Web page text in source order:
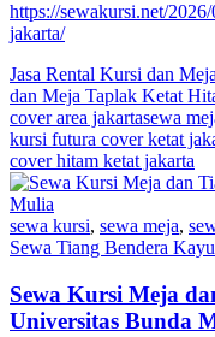
https://sewakursi.net/
jakarta/
Jasa Rental Kursi dan
dan Meja Taplak Ketat
cover area jakartasewa
kursi futura cover ketat
cover hitam ketat jakarta
sewa kursi, sewa meja,
Sewa Tiang Bendera Kayu
Sewa Kursi Meja
Universitas Bunda